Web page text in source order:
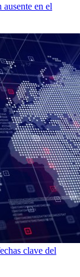
en el
clave del